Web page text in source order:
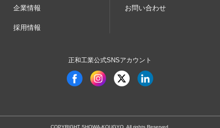
企業情報 お問い合わせ
採用情報
正和工業公式SNSアカウント
COPYRIGHT SHOWA-KOUGYO, All rights Reserved.